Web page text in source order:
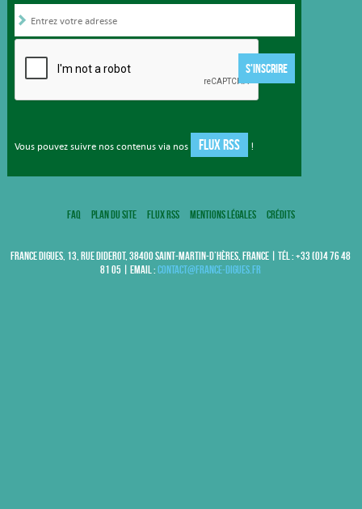
S'INSCRIRE
Vous pouvez suivre nos contenus via nos FLUX RSS !
FAQ Plan du site Flux RSS Mentions légales Crédits
FRANCE DIGUES, 13, RUE DIDEROT, 38400 SAINT-MARTIN-D’HÈRES, FRANCE | TÉL : +33 (0)4 76 48
81 05 | EMAIL :contact@france-digues.fr